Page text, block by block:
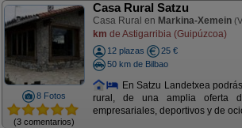
8 Fotos
(3 comentarios)
Casa Rural Satzu
Casa Rural en Markina-Xemein
km de Astigarribia (Guipúzcoa)
12 plazas
25 €
50 km de Bilbao
En Satzu Landetxea
rural, de una amplia oferta
empresariales, deportivos y de